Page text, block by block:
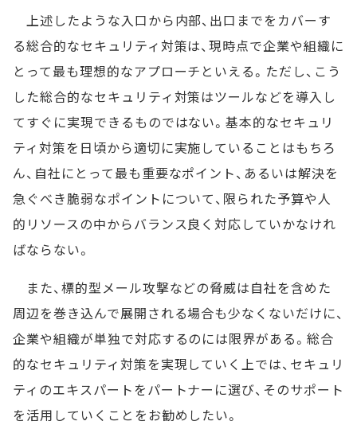
上述したような入口から内部、出口までをカバーす
る総合的なセキュリティ対策は、現時点で企業や組織に
とって最も理想的なアプローチといえる。ただし、こう
した総合的なセキュリティ対策はツールなどを導入し
てすぐに実現できるものではない。基本的なセキュリ
ティ対策を日頃から適切に実施していることはもちろ
ん、自社にとって最も重要なポイント、あるいは解決を
急ぐべき脆弱なポイントについて、限られた予算や人
的リソースの中からバランス良く対応していかなけれ
ばならない。
また、標的型メール攻撃などの脅威は自社を含めた
周辺を巻き込んで展開される場合も少なくないだけに、
企業や組織が単独で対応するのには限界がある。総合
的なセキュリティ対策を実現していく上では、セキュリ
ティのエキスパートをパートナーに選び、そのサポート
を活用していくことをお勧めしたい。